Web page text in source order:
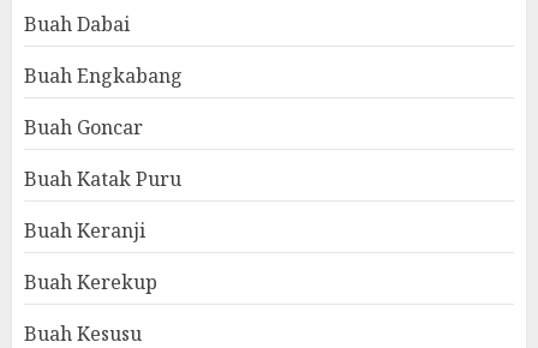
Buah Dabai
Buah Engkabang
Buah Goncar
Buah Katak Puru
Buah Keranji
Buah Kerekup
Buah Kesusu